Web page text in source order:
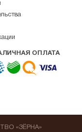
ОПЛАТА
«ЗЁРНА»